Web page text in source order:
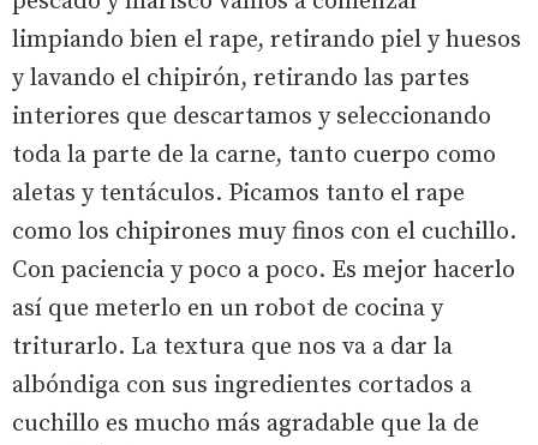
limpiando bien el rape, retirando piel y huesos
y lavando el chipirón, retirando las partes
interiores que descartamos y seleccionando
toda la parte de la carne, tanto cuerpo como
aletas y tentáculos. Picamos tanto el rape
como los chipirones muy finos con el cuchillo.
Con paciencia y poco a poco. Es mejor hacerlo
así que meterlo en un robot de cocina y
triturarlo. La textura que nos va a dar la
albóndiga con sus ingredientes cortados a
cuchillo es mucho más agradable que la de